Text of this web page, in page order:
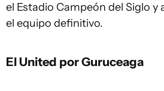
el Estadio Campeón del Siglo y
el equipo definitivo.
El United por Guruceaga